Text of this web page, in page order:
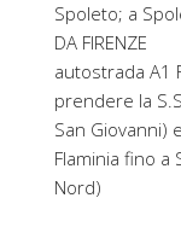
Spoleto; a
DA FIRENZE
autostrada A1
prendere la
San Giovanni)
Flaminia fino a
Nord)